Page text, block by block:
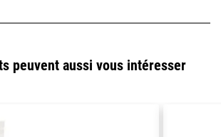
peuvent aussi vous intéresser